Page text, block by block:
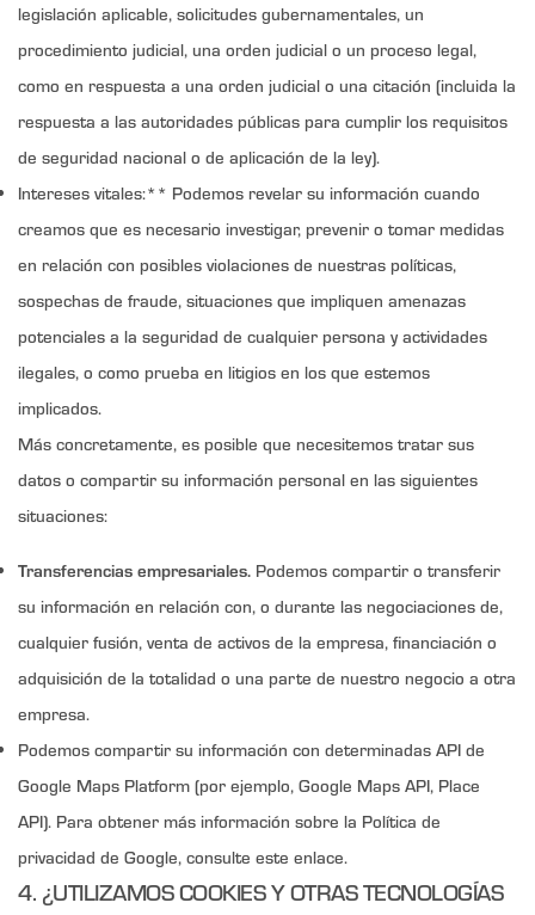
legislación aplicable, solicitudes gubernamentales, un
procedimiento judicial, una orden judicial o un proceso legal,
como en respuesta a una orden judicial o una citación (incluida la
respuesta a las autoridades públicas para cumplir los requisitos
de seguridad nacional o de aplicación de la ley).
Intereses vitales:** Podemos revelar su información cuando
creamos que es necesario investigar, prevenir o tomar medidas
en relación con posibles violaciones de nuestras políticas,
sospechas de fraude, situaciones que impliquen amenazas
potenciales a la seguridad de cualquier persona y actividades
ilegales, o como prueba en litigios en los que estemos
implicados.
Más concretamente, es posible que necesitemos tratar sus
datos o compartir su información personal en las siguientes
situaciones:
Transferencias empresariales. Podemos compartir o transferir
su información en relación con, o durante las negociaciones de,
cualquier fusión, venta de activos de la empresa, financiación o
adquisición de la totalidad o una parte de nuestro negocio a otra
empresa.
Podemos compartir su información con determinadas API de
Google Maps Platform (por ejemplo, Google Maps API, Place
API). Para obtener más información sobre la Política de
privacidad de Google, consulte este enlace.
4. ¿UTILIZAMOS COOKIES Y OTRAS TECNOLOGÍAS